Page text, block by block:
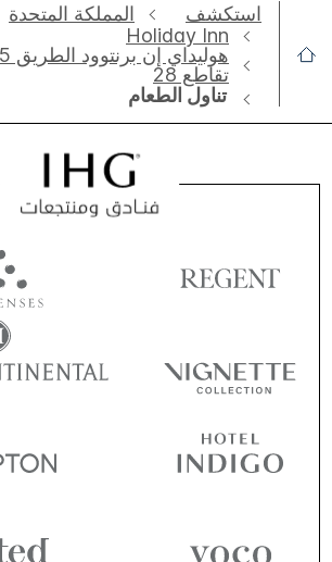
استكشف ‫‫المملكة المتحدة
Holiday Inn
تقاطع 28
تناول الطعام